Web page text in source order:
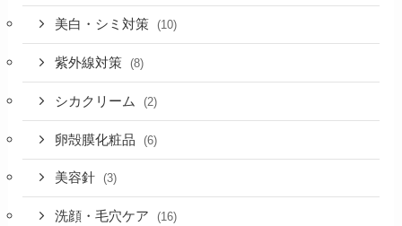
美白・シミ対策 (10)
紫外線対策 (8)
シカクリーム (2)
卵殻膜化粧品 (6)
美容針 (3)
洗顔・毛穴ケア (16)